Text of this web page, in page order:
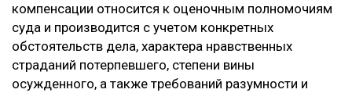
компенсации относится к оценочным полномочиям
суда и производится с учетом конкретных
обстоятельств дела, характера нравственных
страданий потерпевшего, степени вины
осужденного, а также требований разумности и